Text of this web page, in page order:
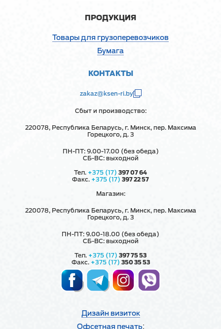
ПРОДУКЦИЯ
Товары для грузоперевозчиков
Бумага
КОНТАКТЫ
zakaz@ksen-ri.by
Сбыт и производство:
220078, Республика Беларусь, г. Минск, пер. Максима
Горецкого, д. 3
ПН-ПТ: 9.00-17.00 (без обеда)
СБ-ВС: выходной
Тел. +375 (17) 397 07 64
Факс. +375 (17) 397 22 57
Магазин:
220078, Республика Беларусь, г. Минск, пер. Максима
Горецкого, д. 3
ПН-ПТ: 9.00-18.00 (без обеда)
СБ-ВС: выходной
Тел. +375 (17) 397 75 53
Факс. +375 (17) 350 35 53
Дизайн визиток
Офсетная печать: